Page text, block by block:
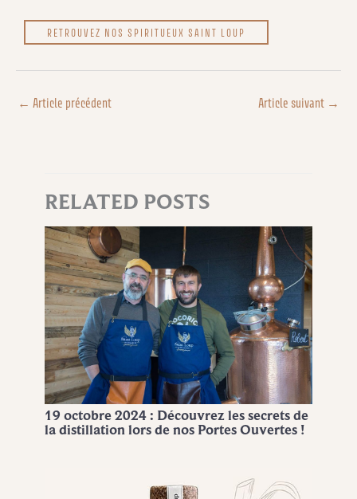
RETROUVEZ NOS SPIRITUEUX SAINT LOUP
← Article précédent Article suivant →
RELATED POSTS
19 octobre 2024 : Découvrez les secrets de
la distillation lors de nos Portes Ouvertes !